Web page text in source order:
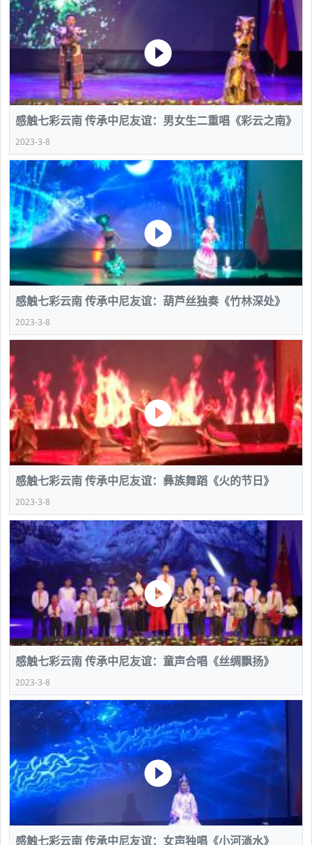
感触七彩云南 传承中尼友谊：男女生二重唱《彩云之南》
2023-3-8
感触七彩云南 传承中尼友谊：葫芦丝独奏《竹林深处》
2023-3-8
感触七彩云南 传承中尼友谊：彝族舞蹈《火的节日》
2023-3-8
感触七彩云南 传承中尼友谊：童声合唱《丝绸飘扬》
2023-3-8
感触七彩云南 传承中尼友谊：女声独唱《小河淌水》